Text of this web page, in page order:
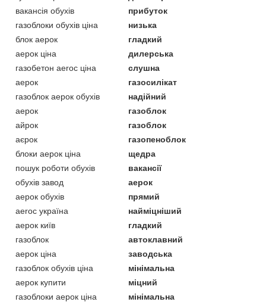
вакансія обухів
прибуток
газоблоки обухів ціна
низька
блок аерок
гладкий
аерок ціна
дилерська
газобетон aeroc ціна
слушна
аерок
газосилікат
газоблок аерок обухів
надійний
аерок
газоблок
айрок
газоблок
аєрок
газопеноблок
блоки аерок ціна
щедра
пошук роботи обухів
вакансії
обухів завод
аерок
аерок обухів
прямий
aeroc україна
найміцніший
аерок київ
гладкий
газоблок
автоклавний
аерок ціна
заводська
газоблок обухів ціна
мінімальна
аерок купити
міцний
газоблоки аерок ціна
мінімальна